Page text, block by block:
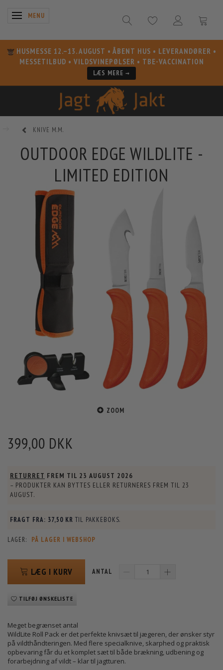
SKIFTE NAVIGATION
MENU
HUSMESSE 12.–13. AUGUST • ÅBENT HUS • LEVERANDØRER •
MESSETILBUD • VILDSVINEPØLSER • TBE-VACCINATION
LÆS MERE →
KNIVE M.M.
OUTDOOR EDGE WILDLITE -
LIMITED EDITION
ZOOM
399,00 DKK
RETURRET FREM TIL 23 AUGUST 2026
– PRODUKTER KAN BYTTES ELLER RETURNERES FREM TIL 23
AUGUST.
FRAGT FRA: 37,50 KR TIL PAKKEBOKS.
LAGER: PÅ LAGER I WEBSHOP
LÆG I KURV ANTAL
TILFØJ ØNSKELISTE
Meget begrænset antal
WildLite Roll Pack er det perfekte knivsæt til jægeren, der ønsker styr
på vildthåndteringen. Med flere specialknive, skarphed og praktisk
opbevaring får du et komplet sæt til både brækning, udbening og
forarbejdning af vildt – klar til jagtturen.